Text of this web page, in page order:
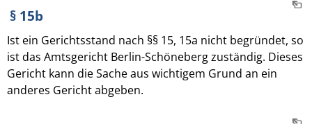
§ 15b
Ist ein Gerichtsstand nach §§ 15, 15a nicht begründet, so
ist das Amtsgericht Berlin-Schöneberg zuständig. Dieses
Gericht kann die Sache aus wichtigem Grund an ein
anderes Gericht abgeben.